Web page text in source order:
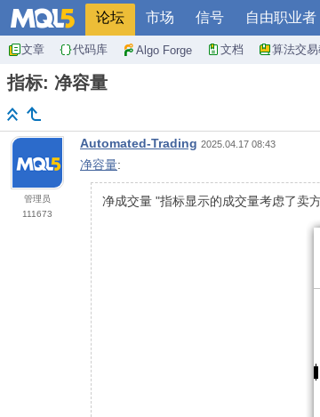
论坛 市场 信号 自由职业者
文章 代码库 Algo Forge 文档 算法交易
指标: 净容量
管理员
111673
Automated-Trading 2025.04.17 08:43
净容量:
净成交量 "指标显示的成交量考虑了卖